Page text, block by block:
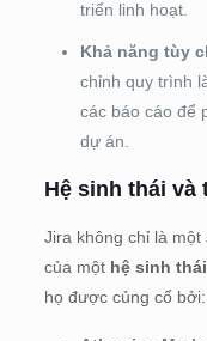
triển linh hoạt.
Khả năng tùy
chỉnh quy trình
các báo cáo để
dự án.
Hệ sinh thái và
Jira không chỉ là
của một hệ sinh
họ được củng cố bởi: